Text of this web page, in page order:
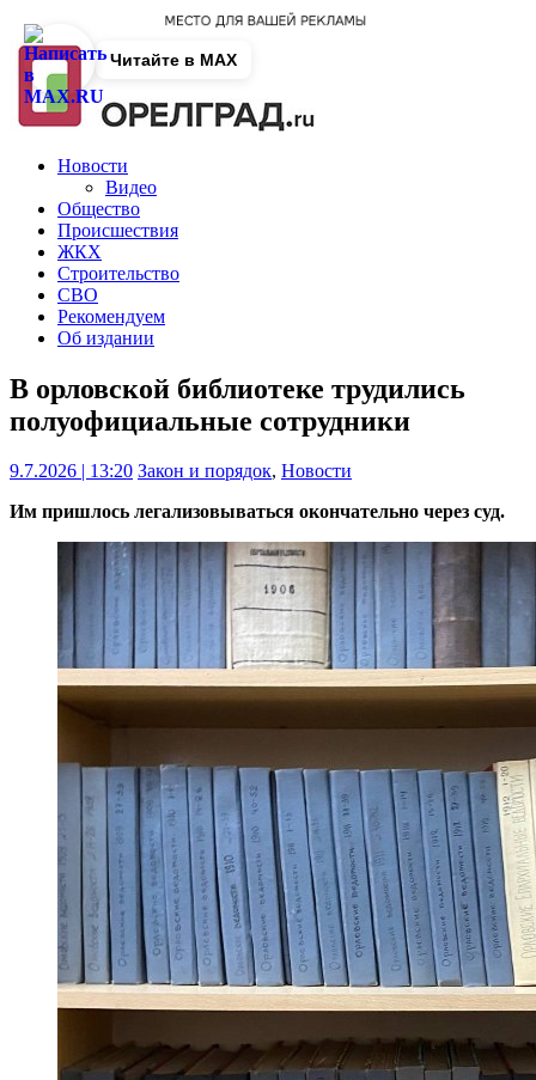
Новости
Видео
Общество
Происшествия
ЖКХ
Строительство
СВО
Рекомендуем
Об издании
В орловской библиотеке трудились
полуофициальные сотрудники
9.7.2026 | 13:20 Закон и порядок, Новости
Им пришлось легализовываться окончательно через суд.
Читайте в MAX